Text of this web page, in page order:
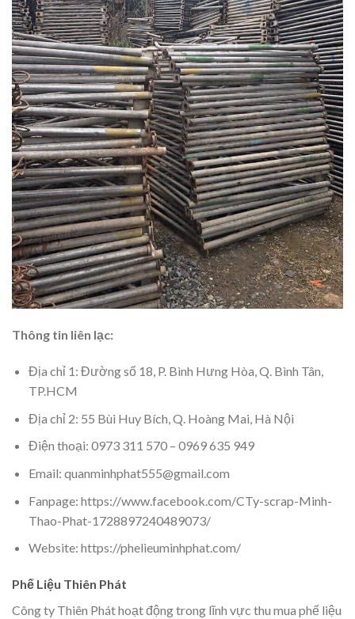
Thông tin liên lạc:
Địa chỉ 1: Đường số 18, P. Bình Hưng Hòa, Q. Bình Tân,
TP.HCM
Địa chỉ 2: 55 Bùi Huy Bích, Q. Hoàng Mai, Hà Nội
Điện thoại: 0973 311 570 – 0969 635 949
Email: quanminhphat555@gmail.com
Fanpage: https://www.facebook.com/CTy-scrap-Minh-
Thao-Phat-1728897240489073/
Website: https://phelieuminhphat.com/
Phế Liệu Thiên Phát
Công ty Thiên Phát hoạt động trong lĩnh vực thu mua phế liệu